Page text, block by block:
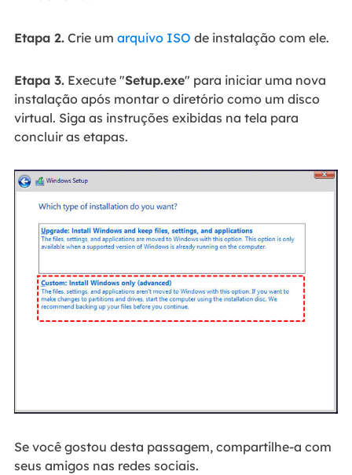
Etapa 2.Crie um arquivo ISO de instalação com ele.
Etapa 3.Execute "Setup.exe" para iniciar uma nova
instalação após montar o diretório como um disco
virtual. Siga as instruções exibidas na tela para
concluir as etapas.
Se você gostou desta passagem, compartilhe-a com
seus amigos nas redes sociais.